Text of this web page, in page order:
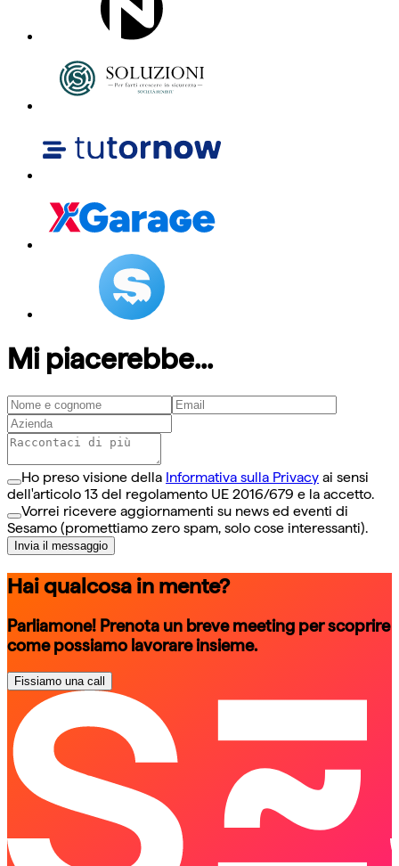
Mi piacerebbe...
Ho preso visione della Informativa sulla Privacy ai sensi
dell'articolo 13 del regolamento UE 2016/679 e la accetto.
Vorrei ricevere aggiornamenti su news ed eventi di
Sesamo (promettiamo zero spam, solo cose interessanti).
Invia il messaggio
Hai qualcosa in mente?
Parliamone! Prenota un breve meeting per scoprire
come possiamo lavorare insieme.
Fissiamo una call
schedule a call
schedule a call